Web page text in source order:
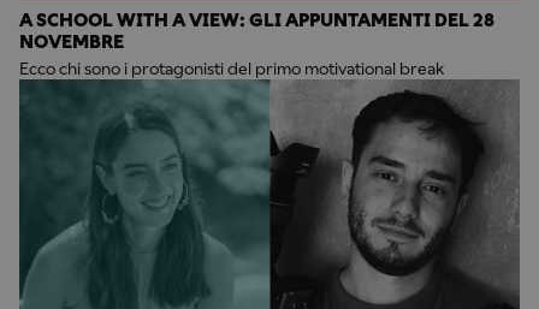
A SCHOOL WITH A VIEW: GLI APPUNTAMENTI DEL 28
NOVEMBRE
Ecco chi sono i protagonisti del primo motivational break